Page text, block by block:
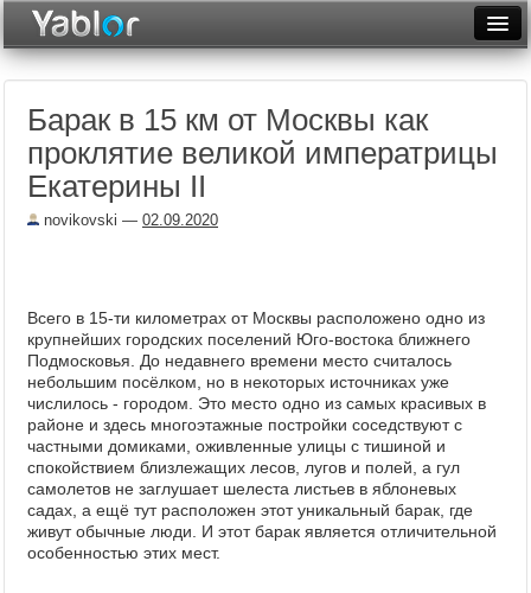
Неделя
Месяц
Видеотоп
Барак в 15 км от Москвы как
проклятие великой императрицы
Екатерины II
novikovski — 02.09.2020
Всего в 15-ти километрах от Москвы расположено одно из
крупнейших городских поселений Юго-востока ближнего
Подмосковья. До недавнего времени место считалось
небольшим посёлком, но в некоторых источниках уже
числилось - городом. Это место одно из самых красивых в
районе и здесь многоэтажные постройки соседствуют с
частными домиками, оживленные улицы с тишиной и
спокойствием близлежащих лесов, лугов и полей, а гул
самолетов не заглушает шелеста листьев в яблоневых
садах, а ещё тут расположен этот уникальный барак, где
живут обычные люди. И этот барак является отличительной
особенностью этих мест.